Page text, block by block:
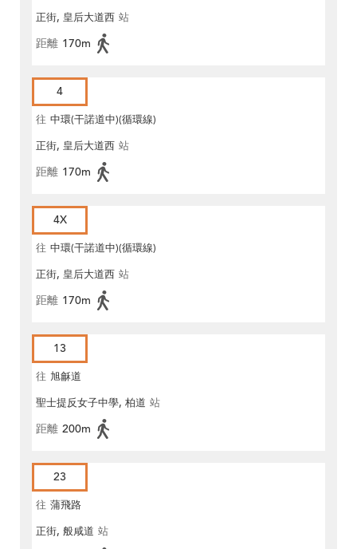
正街, 皇后大道西 站
距離 170m
4
往 中環(干諾道中)(循環線)
正街, 皇后大道西 站
距離 170m
4X
往 中環(干諾道中)(循環線)
正街, 皇后大道西 站
距離 170m
13
往 旭龢道
聖士提反女子中學, 柏道 站
距離 200m
23
往 蒲飛路
正街, 般咸道 站